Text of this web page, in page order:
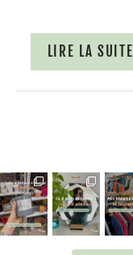
LIRE LA SUITE